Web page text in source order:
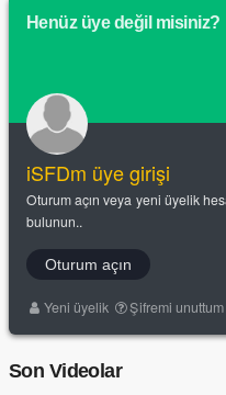
Henüz üye değil misiniz?
iSFDm üye girişi
Oturum açın veya yeni üyelik
bulunun..
Oturum açın
Yeni üyelik Şifremi unuttum
Son Videolar